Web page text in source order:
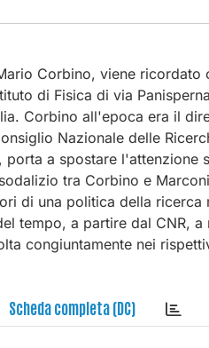
Corbino, viene
di Fisica di via
Corbino all'epoca era il
Nazionale delle
a spostare
tra Corbino e
di una politica della
tempo, a partire dal CNR,
congiuntamente nei
Scheda completa (DC)